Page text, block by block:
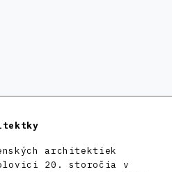
architektiek
20. storočia v